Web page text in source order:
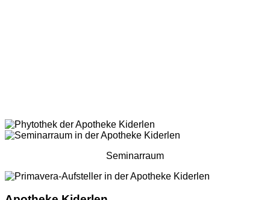
Seminarraum